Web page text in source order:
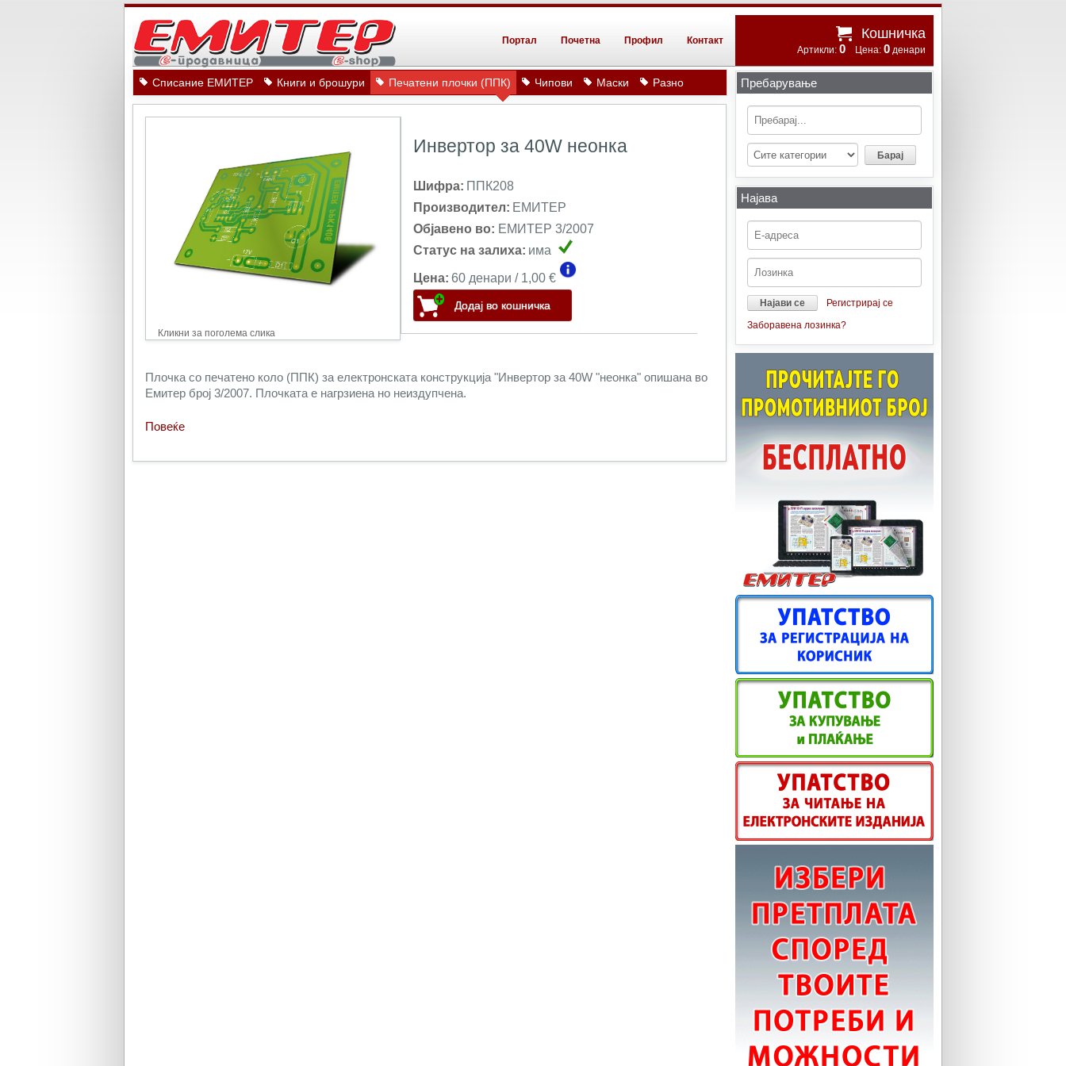
Кошничка
Артикли: 0 Цена: 0 денари
Портал Почетна Профил Контакт
Списание ЕМИТЕР Книги и брошури Печатени плочки (ППК) Чипови Маски Разно
Кликни за поголема слика
Инвертор за 40W неонка
Шифра: ППК208
Производител: ЕМИТЕР
Објавено во: ЕМИТЕР 3/2007
Статус на залиха: има
Цена: 60 денари / 1,00 €
Плочка со печатено коло (ППК) за електронската конструкција "Инвертор за 40W "неонка" опишана во
Емитер број 3/2007. Плочката е нагрзиена но неиздупчена.
Повеќе
Пребарување
Најава
Регистрирај се
Заборавена лозинка?